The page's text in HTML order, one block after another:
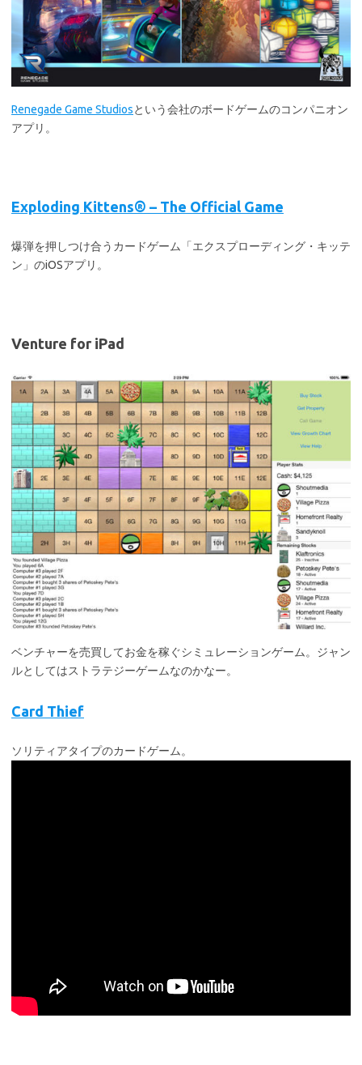
Renegade Game Studiosという会社のボードゲームのコンパニオン
アプリ。
Exploding Kittens® – The Official Game
爆弾を押しつけ合うカードゲーム「エクスプローディング・キッテ
ン」のiOSアプリ。
Venture for iPad
ベンチャーを売買してお金を稼ぐシミュレーションゲーム。ジャン
ルとしてはストラテジーゲームなのかなー。
Card Thief
ソリティアタイプのカードゲーム。